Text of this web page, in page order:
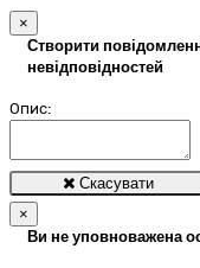
×
Створити
невідповідностей
Опис:
Скасувати
×
Ви не уповноважена